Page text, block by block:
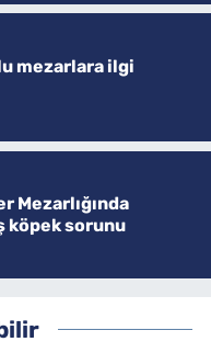
mezarlara ilgi
Mezarlığında
köpek sorunu